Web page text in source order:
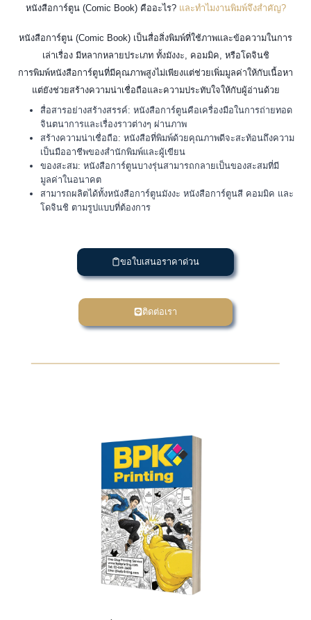
หนังสือการ์ตูน (Comic Book) คืออะไร? และทำไมงานพิมพ์จึงสำคัญ?
หนังสือการ์ตูน (Comic Book) เป็นสื่อสิ่งพิมพ์ที่ใช้ภาพและข้อความในการ
เล่าเรื่อง มีหลากหลายประเภท ทั้งมังงะ, คอมมิค, หรือโดจินชิ
การพิมพ์หนังสือการ์ตูนที่มีคุณภาพสูงไม่เพียงแต่ช่วยเพิ่มมูลค่าให้กับเนื้อหา
แต่ยังช่วยสร้างความน่าเชื่อถือและความประทับใจให้กับผู้อ่านด้วย
สื่อสารอย่างสร้างสรรค์: หนังสือการ์ตูนคือเครื่องมือในการถ่ายทอด
จินตนาการและเรื่องราวต่างๆ ผ่านภาพ
สร้างความน่าเชื่อถือ: หนังสือที่พิมพ์ด้วยคุณภาพดีจะสะท้อนถึงความ
เป็นมืออาชีพของสำนักพิมพ์และผู้เขียน
ของสะสม: หนังสือการ์ตูนบางรุ่นสามารถกลายเป็นของสะสมที่มี
มูลค่าในอนาคต
สามารถผลิตได้ทั้งหนังสือการ์ตูนมังงะ หนังสือการ์ตูนสี คอมมิค และ
โดจินชิ ตามรูปแบบที่ต้องการ
ขอใบเสนอราคาด่วน
ติดต่อเรา